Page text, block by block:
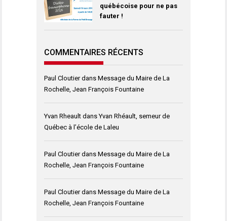
québécoise pour ne pas
fauter !
COMMENTAIRES RÉCENTS
Paul Cloutierdans Message du Maire de La
Rochelle, Jean François Fountaine
Yvan Rheault dansYvan Rhéault, semeur de
Québec à l’école de Laleu
Paul Cloutierdans Message du Maire de La
Rochelle, Jean François Fountaine
Paul Cloutierdans Message du Maire de La
Rochelle, Jean François Fountaine